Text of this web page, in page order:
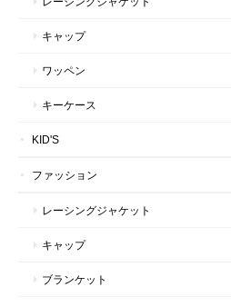
キャップ
ワッペン
キーケース
KID'S
ファッション
レーシングジャケット
キャップ
ブランケット